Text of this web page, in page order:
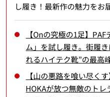
し履き！最新作の魅力をお
【Onの究極の1足】
ム」を試し履き。街履
れるハイテク靴”の最高
【山の悪路を喰い尽く
HOKAが放つ無敵のトレ